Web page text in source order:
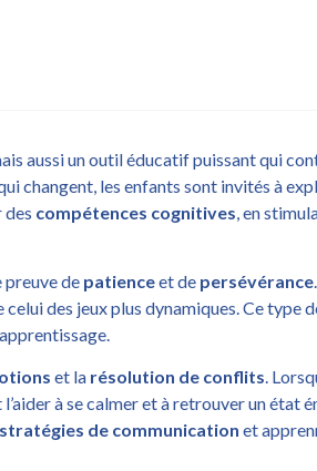
aussi un outil éducatif puissant qui
changent, les enfants sont invités à
des compétences cognitives, en
preuve de patienceet de persévérance
des jeux plus dynamiques. Ce type
et la résolution de conflits.
à se calmer et à retrouver un état
stratégies de communication et